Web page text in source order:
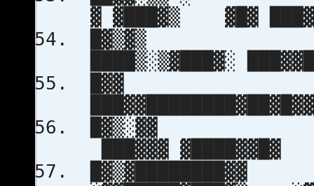
▓ ▓███▓▒ ▓█▓
████▒░▒▓███▓░
███▓▓▓